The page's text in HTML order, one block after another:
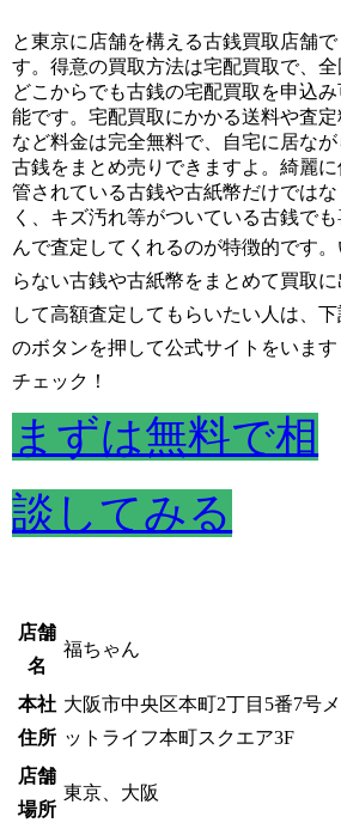
と東京に店舗を構える古銭買取店舗で
す。得意の買取方法は宅配買取で、全
どこからでも古銭の宅配買取を申込み
能です。宅配買取にかかる送料や査定
など料金は完全無料で、自宅に居なが
古銭をまとめ売りできますよ。綺麗に
管されている古銭や古紙幣だけではな
く、キズ汚れ等がついている古銭で
んで査定してくれるのが特徴的です。
らない古銭や古紙幣をまとめて買取に
して高額査定してもらいたい人は、下
のボタンを押して公式サイトをいます
チェック！
まずは無料で相
談してみる
店舗
名
福ちゃん
本社
住所
大阪市中央区本町2丁目5番7号メ
ットライフ本町スクエア3F
店舗
場所
東京、大阪